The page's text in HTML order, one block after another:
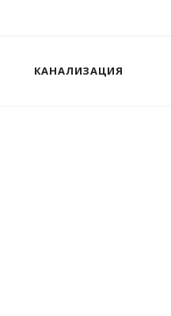
КАНАЛИЗАЦИЯ